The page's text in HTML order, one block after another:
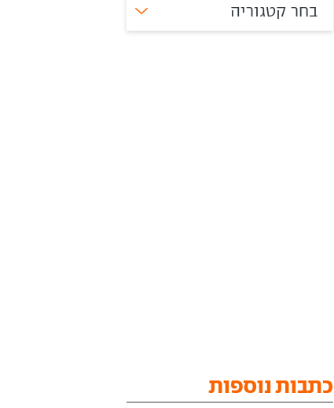
בחר קטגוריה
כתבות נוספות